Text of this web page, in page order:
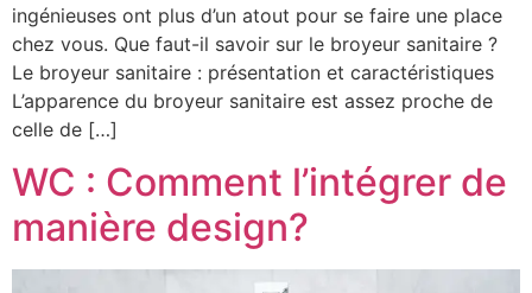
ingénieuses ont plus d’un atout pour se faire une place
chez vous. Que faut-il savoir sur le broyeur sanitaire ?
Le broyeur sanitaire : présentation et caractéristiques
L’apparence du broyeur sanitaire est assez proche de
celle de […]
WC : Comment l’intégrer de
manière design?